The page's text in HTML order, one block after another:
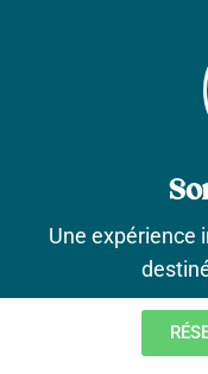
Une expérience